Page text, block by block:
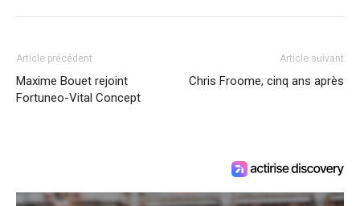
Article précédent
Maxime Bouet rejoint
Fortuneo-Vital Concept
Article suivant
Chris Froome, cinq ans après